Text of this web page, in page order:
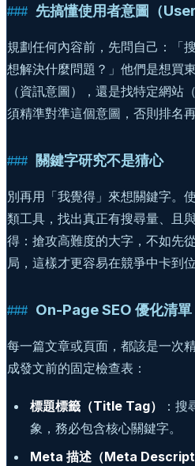
先搞懂使用者意圖（
規劃任何內容前，先問自己：「
想解決什麼問題？」他們是想買
（資訊意圖），還是找特定網站
須精準對準這個意圖，否則排名
關鍵字研究不是猜心
別再用「我覺得」來想關鍵字
類工具，找出真正有搜尋量、且
得：搶攻高難度的大字，不如先
局，這樣才更容易在競爭中卡到位
On-Page SEO 優化清單
每一篇文章或頁面，都該是一次
成發文前的固定檢查表：
標題標籤（Title Tag）
：
象，務必包含核心關鍵字。
Meta 描述（Meta